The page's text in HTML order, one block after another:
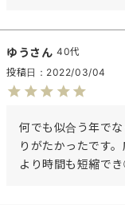
ゆう
40代
投稿日
2022/03/04
何でも似合う年で
りがたかったです
より時間も短縮で